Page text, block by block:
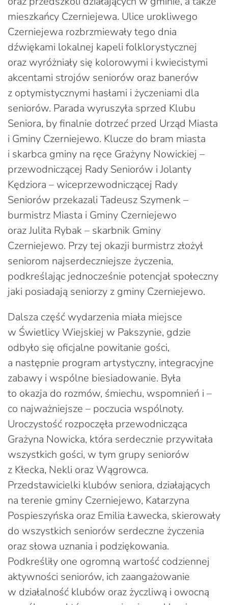
mieszkańcy Czerniejewa. Ulice urokliwego
Czerniejewa rozbrzmiewały tego dnia
dźwiękami lokalnej kapeli folklorystycznej
oraz wyróżniały się kolorowymi i kwiecistymi
akcentami strojów seniorów oraz banerów
z optymistycznymi hasłami i życzeniami dla
seniorów. Parada wyruszyła sprzed Klubu
Seniora, by finalnie dotrzeć przed Urząd Miasta
i Gminy Czerniejewo. Klucze do bram miasta
i skarbca gminy na ręce Grażyny Nowickiej –
przewodniczącej Rady Seniorów i Jolanty
Kędziora – wiceprzewodniczącej Rady
Seniorów przekazali Tadeusz Szymenk –
burmistrz Miasta i Gminy Czerniejewo
oraz Julita Rybak – skarbnik Gminy
Czerniejewo. Przy tej okazji burmistrz złożył
seniorom najserdeczniejsze życzenia,
podkreślając jednocześnie potencjał społeczny
jaki posiadają seniorzy z gminy Czerniejewo.
Dalsza część wydarzenia miała miejsce
w Świetlicy Wiejskiej w Pakszynie, gdzie
odbyło się oficjalne powitanie gości,
a następnie program artystyczny, integracyjne
zabawy i wspólne biesiadowanie. Była
to okazja do rozmów, śmiechu, wspomnień i –
co najważniejsze – poczucia wspólnoty.
Uroczystość rozpoczęła przewodnicząca
Grażyna Nowicka, która serdecznie przywitała
wszystkich gości, w tym grupy seniorów
z Kłecka, Nekli oraz Wągrowca.
Przedstawicielki klubów seniora, działających
na terenie gminy Czerniejewo, Katarzyna
Pospieszyńska oraz Emilia Ławecka, skierowały
do wszystkich seniorów serdeczne życzenia
oraz słowa uznania i podziękowania.
Podkreśliły one ogromną wartość codziennej
aktywności seniorów, ich zaangażowanie
w działalność klubów oraz życzliwą i owocną